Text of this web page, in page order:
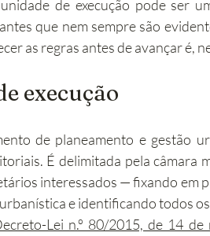
Alojamento Local
Sustentabilidade
de execução pode ser
que nem sempre são
as regras antes de avançar é,
execução
de planeamento e gestão
É delimitada pela câmara
interessados — fixando em
e identificando todos
Lei n.º 80/2015, de 14 de